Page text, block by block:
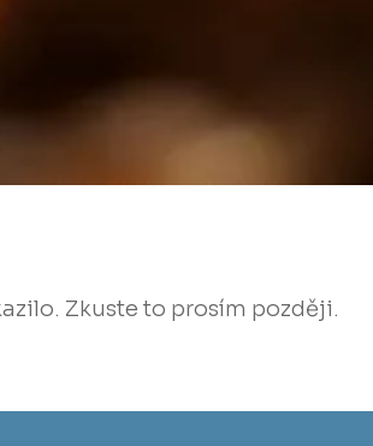
Zkuste to prosím později.